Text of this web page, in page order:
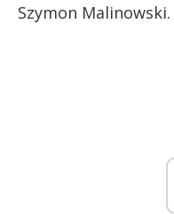
Szymon Malinowski.